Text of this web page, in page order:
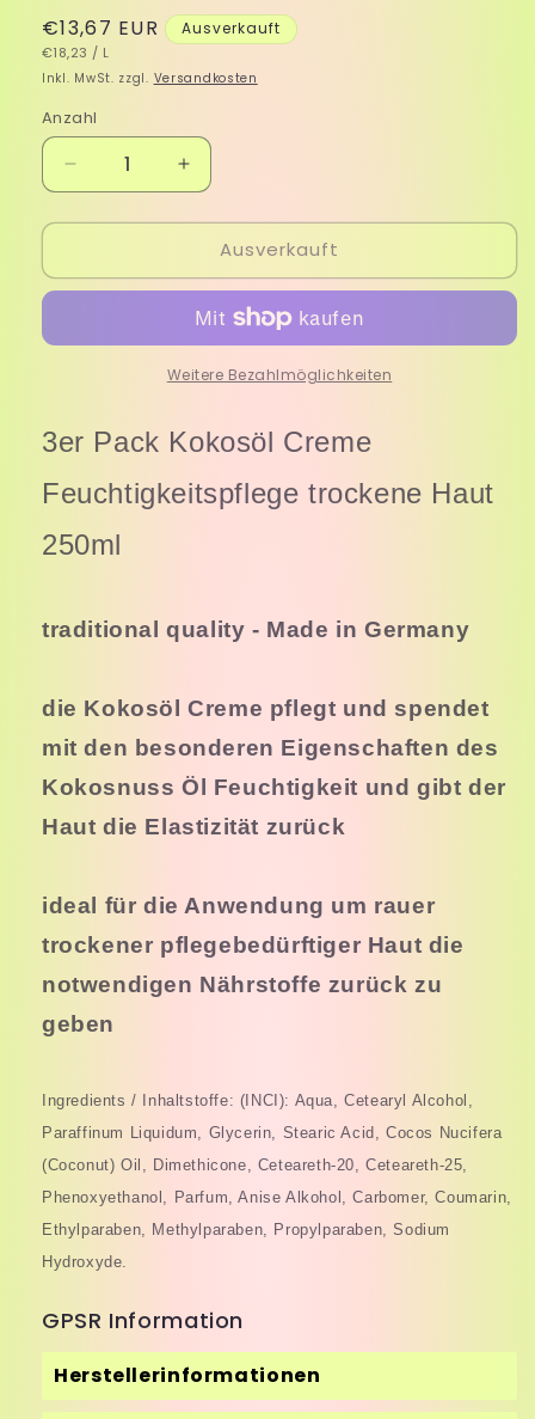
Normaler
Preis
€13,67 EUR
GRUNDPREIS
€18,23 / PRO
L
Ausverkauft
Inkl. MwSt. zzgl. Versandkosten
Anzahl
Verringere
die
Menge
Kokosöl
Feuchtigkeitspflege
trockene
3er
Erhöhe
die
Menge
Kokosöl
Feuchtigkeitspflege
trockene
Haut
3er
Ausverkauft
Weitere Bezahlmöglichkeiten
3er Pack Kokosöl Creme
Feuchtigkeitspflege trockene Haut
250ml
traditional quality - Made in Germany
die Kokosöl Creme pflegt und spendet
mit den besonderen Eigenschaften des
Kokosnuss Öl Feuchtigkeit und gibt der
Haut die Elastizität zurück
ideal für die Anwendung um rauer
trockener pflegebedürftiger Haut die
notwendigen Nährstoffe zurück zu
geben
Ingredients / Inhaltstoffe: (INCI): Aqua, Cetearyl Alcohol,
Paraffinum Liquidum, Glycerin, Stearic Acid, Cocos Nucifera
(Coconut) Oil, Dimethicone, Ceteareth-20, Ceteareth-25,
Phenoxyethanol, Parfum, Anise Alkohol, Carbomer, Coumarin,
Ethylparaben, Methylparaben, Propylparaben, Sodium
Hydroxyde.
GPSR Information
Herstellerinformationen